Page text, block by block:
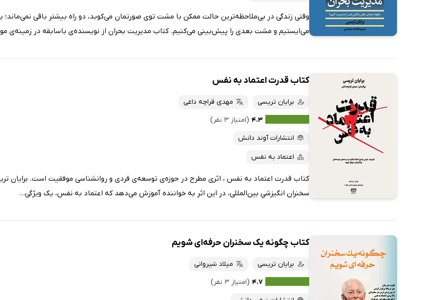
وقتی زندگی در بی‌ملاحظه‌ترین حالت ممکن با مشت توی صورتمان می‌کوبد، دو راه بیشتر باقی نمی‌ماند؛
می‌ایستیم و مشت بعدی را پیش‌بینی می‌کنیم. کتاب مدیریت بحران از نویسنده‌ی باسابقه در زمینه‌ی
کتاب قدرت اعتماد به نفس
برایان تریسی
مهدی قراچه داغی
۴.۳ (امتیاز ۳ نفر)
انتشارات آوند دانش
اعتماد به نفس
کتاب قدرت اعتماد به نفس ، اثری مطرح در حوزه‌ی توسعه‌ی فردی و روانشناسی موفقیت است. برایان
سخنران انگیزشیِ بین‌المللی، در این اثر به خواننده آموزش می‌دهد که اعتماد به نفس، یک ویژگی...
کتاب چگونه یک سخنران حرفه‌ای شویم
برایان تریسی
میلاد شیروانی
۴.۷ (امتیاز ۳ نفر)